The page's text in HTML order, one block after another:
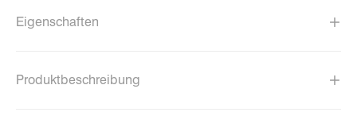
Eigenschaften
Produktbeschreibung